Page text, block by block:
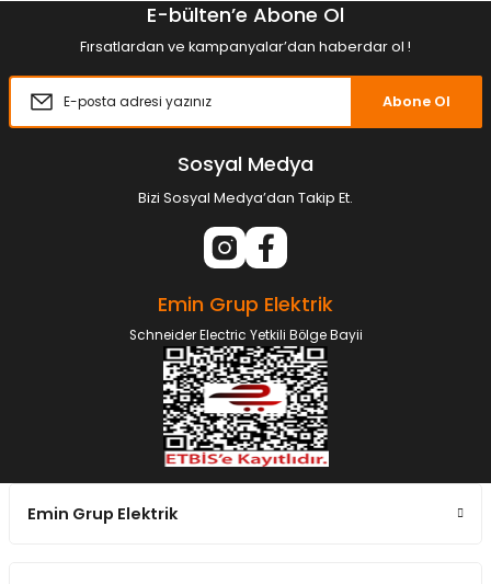
E-bülten’e Abone Ol
Fırsatlardan ve kampanyalar’dan haberdar ol !
Abone Ol
Sosyal Medya
Bizi Sosyal Medya’dan Takip Et.
Emin Grup Elektrik
Schneider Electric Yetkili Bölge Bayii
Emin Grup Elektrik